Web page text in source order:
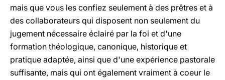
mais que vous les confiez seulement à des prêtres et à
des collaborateurs qui disposent non seulement du
jugement nécessaire éclairé par la foi et d'une
formation théologique, canonique, historique et
pratique adaptée, ainsi que d'une expérience pastorale
suffisante, mais qui ont également vraiment à coeur le